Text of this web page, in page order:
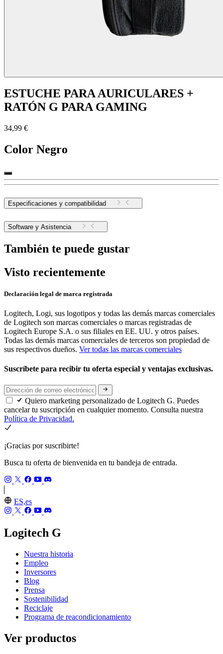
ESTUCHE PARA AURICULARES +
RATÓN G PARA GAMING
34,99 €
Color Negro
Especificaciones y compatibilidad
Software y Asistencia
También te puede gustar
Visto recientemente
Declaración legal de marca registrada
Logitech, Logi, sus logotipos y todas las demás marcas comerciales
de Logitech son marcas comerciales o marcas registradas de
Logitech Europe S.A. o sus filiales en EE. UU. y otros países.
Todas las demás marcas comerciales de terceros son propiedad de
sus respectivos dueños. Ver todas las marcas comerciales
Suscríbete para recibir tu oferta especial y ventajas exclusivas.
Quiero marketing personalizado de Logitech G. Puedes
cancelar tu suscripción en cualquier momento. Consulta nuestra
Política de Privacidad.
¡Gracias por suscribirte!
Busca tu oferta de bienvenida en tu bandeja de entrada.
ES,es
Logitech G
Nuestra historia
Empleo
Inversores
Blog
Prensa
Sostenibilidad
Reciclaje
Programa de reacondicionamiento
Ver productos